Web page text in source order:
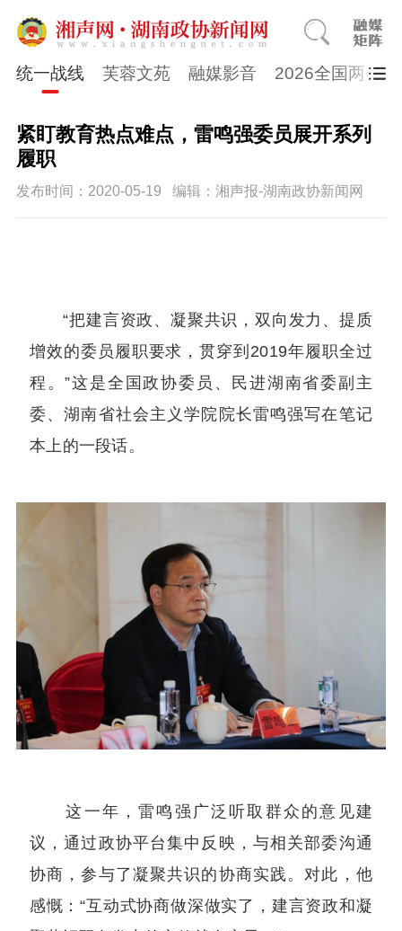
统一战线 芙蓉文苑 融媒影音 2026全国两会
紧盯教育热点难点，雷鸣强委员展开系列
履职
发布时间：2020-05-19 编辑：湘声报-湖南政协新闻网
“把建言资政、凝聚共识，双向发力、提质
增效的委员履职要求，贯穿到2019年履职全过
程。”这是全国政协委员、民进湖南省委副主
委、湖南省社会主义学院院长雷鸣强写在笔记
本上的一段话。
这一年，雷鸣强广泛听取群众的意见建
议，通过政协平台集中反映，与相关部委沟通
协商，参与了凝聚共识的协商实践。对此，他
感慨：“互动式协商做深做实了，建言资政和凝